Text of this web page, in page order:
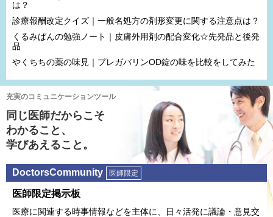
は？
診療報酬改定クイズ｜一般名処方の剤形変更に関する注意点は？
くるみぱんの勉強ノート｜皮膚外用剤の配合変化☆先発品と後発
品
やくちちの薬の味見｜プレガバリンOD錠の味を比較をしてみた
充実のコミュニケーションツール
同じ医師だからこそ
わかること、
学びあえること。
DoctorsCommunity 医師限定
医師限定掲⽰板
医療に関連する時事情報などを主体に、⽇々活発に議論・意⾒交